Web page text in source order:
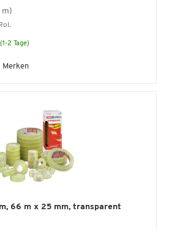
2 Tage)
Merken
66 m x 25 mm, transparent